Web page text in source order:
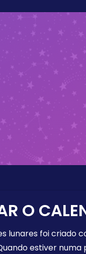
O
lunares foi
estiver